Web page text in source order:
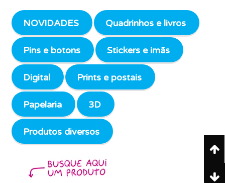
NOVIDADES Quadrinhos e livros
Pins e botons Stickers e imãs
Digital Prints e postais
Papelaria 3D
Produtos diversos